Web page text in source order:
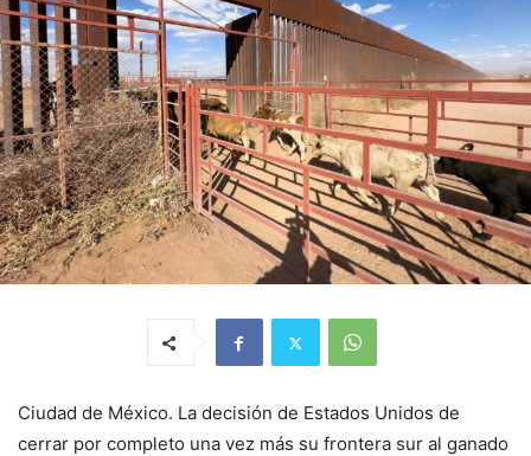
Ciudad de México. La decisión de Estados Unidos de
cerrar por completo una vez más su frontera sur al ganado